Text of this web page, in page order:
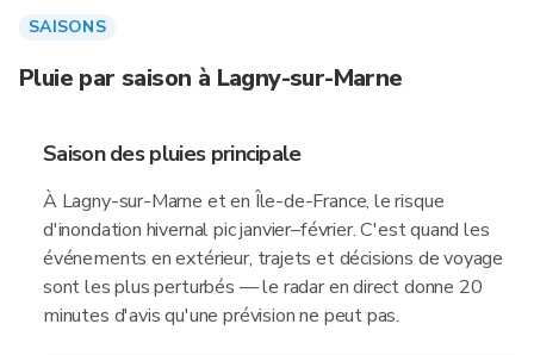
SAISONS
Pluie par saison à Lagny-sur-Marne
Saison des pluies principale
À Lagny-sur-Marne et en Île-de-France, le risque
d'inondation hivernal pic janvier–février. C'est quand les
événements en extérieur, trajets et décisions de voyage
sont les plus perturbés — le radar en direct donne 20
minutes d'avis qu'une prévision ne peut pas.